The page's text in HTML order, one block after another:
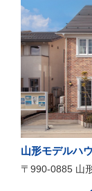
山形モデルハ
〒990-0885 山